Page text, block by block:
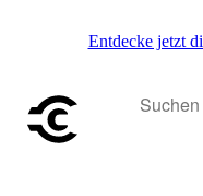
Entdecke jetzt